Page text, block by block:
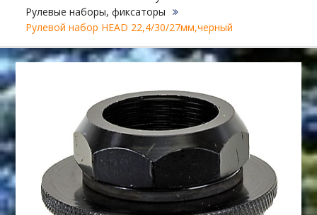
Рулевые наборы, фиксаторы
Рулевой набор HEAD 22,4/30/27мм,черный